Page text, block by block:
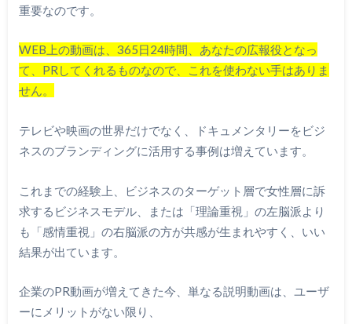
重要なのです。
WEB上の動画は、365日24時間、あなたの広報役となっ
て、PRしてくれるものなので、これを使わない手はありま
せん。
テレビや映画の世界だけでなく、ドキュメンタリーをビジ
ネスのブランディングに活用する事例は増えています。
これまでの経験上、ビジネスのターゲット層で女性層に訴
求するビジネスモデル、または「理論重視」の左脳派より
も「感情重視」の右脳派の方が共感が生まれやすく、いい
結果が出ています。
企業のPR動画が増えてきた今、単なる説明動画は、ユーザ
ーにメリットがない限り、